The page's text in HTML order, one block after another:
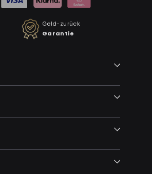
Geld-zurück
Garantie